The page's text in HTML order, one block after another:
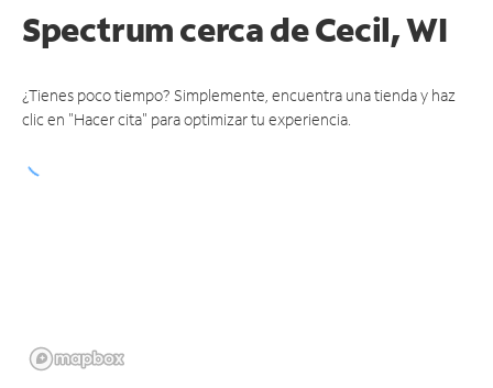
Spectrum cerca deCecil, WI
¿Tienes poco tiempo? Simplemente, encuentra una tienda y haz
clic en "Hacer cita" para optimizar tu experiencia.